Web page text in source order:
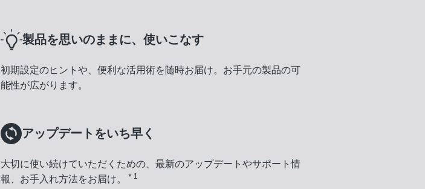
製品を思いのままに、使いこなす
初期設定のヒントや、便利な活用術を随時お届け。お手元の製品の可
能性が広がります。
アップデートをいち早く
大切に使い続けていただくための、最新のアップデートやサポート情
報、お手入れ方法をお届け。
＊1